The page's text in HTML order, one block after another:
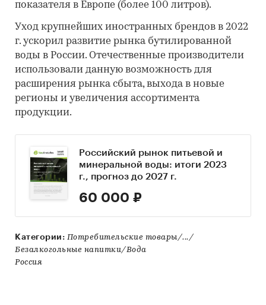
показателя в Европе (более 100 литров).
Уход крупнейших иностранных брендов в 2022
г. ускорил развитие рынка бутилированной
воды в России. Отечественные производители
использовали данную возможность для
расширения рынка сбыта, выхода в новые
регионы и увеличения ассортимента
продукции.
Российский рынок питьевой и
минеральной воды: итоги 2023
г., прогноз до 2027 г.
60 000 ₽
Категории: Потребительские товары/.../
Безалкогольные напитки/Вода
Россия